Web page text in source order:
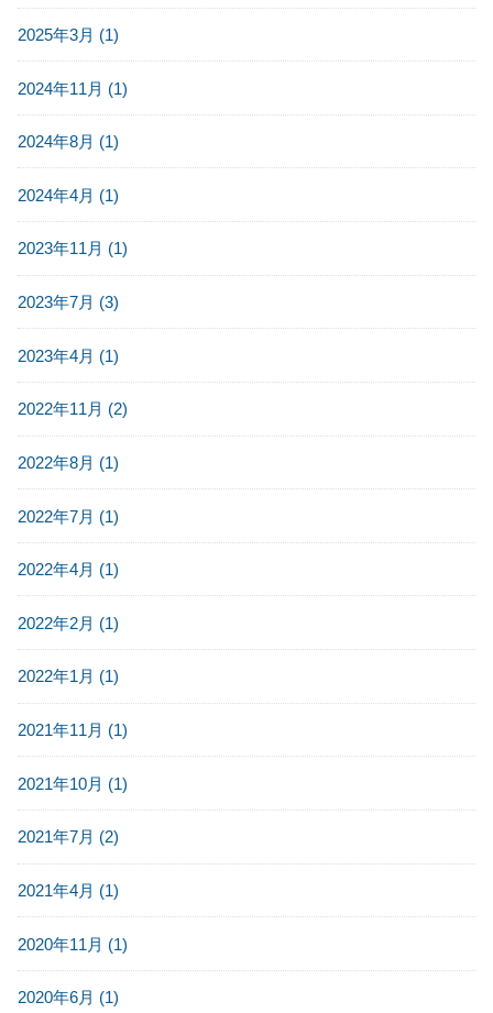
2025年3月 (1)
2024年11月 (1)
2024年8月 (1)
2024年4月 (1)
2023年11月 (1)
2023年7月 (3)
2023年4月 (1)
2022年11月 (2)
2022年8月 (1)
2022年7月 (1)
2022年4月 (1)
2022年2月 (1)
2022年1月 (1)
2021年11月 (1)
2021年10月 (1)
2021年7月 (2)
2021年4月 (1)
2020年11月 (1)
2020年6月 (1)